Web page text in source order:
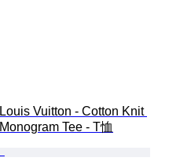
Louis Vuitton - Cotton Knit
Monogram Tee - T恤